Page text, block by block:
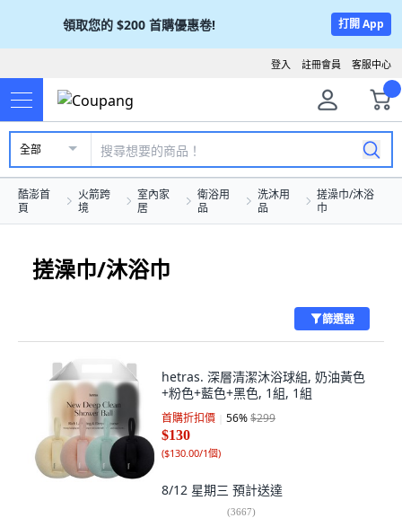
領取您的 $200 首購優惠卷! 打開 App
客服中心
註冊會員
登入
全部
酷澎首
頁
火箭跨
境
室內家
居
衛浴用
品
洗沐用
品
搓澡巾/沐浴
巾
搓澡巾/沐浴巾
篩選器
hetras. 深層清潔沐浴球組, 奶油黃色
+粉色+藍色+黑色, 1組, 1組
首購折扣價 56%$299
$130
($130.00/1個)
8/12 星期三 預計送達
(3667)